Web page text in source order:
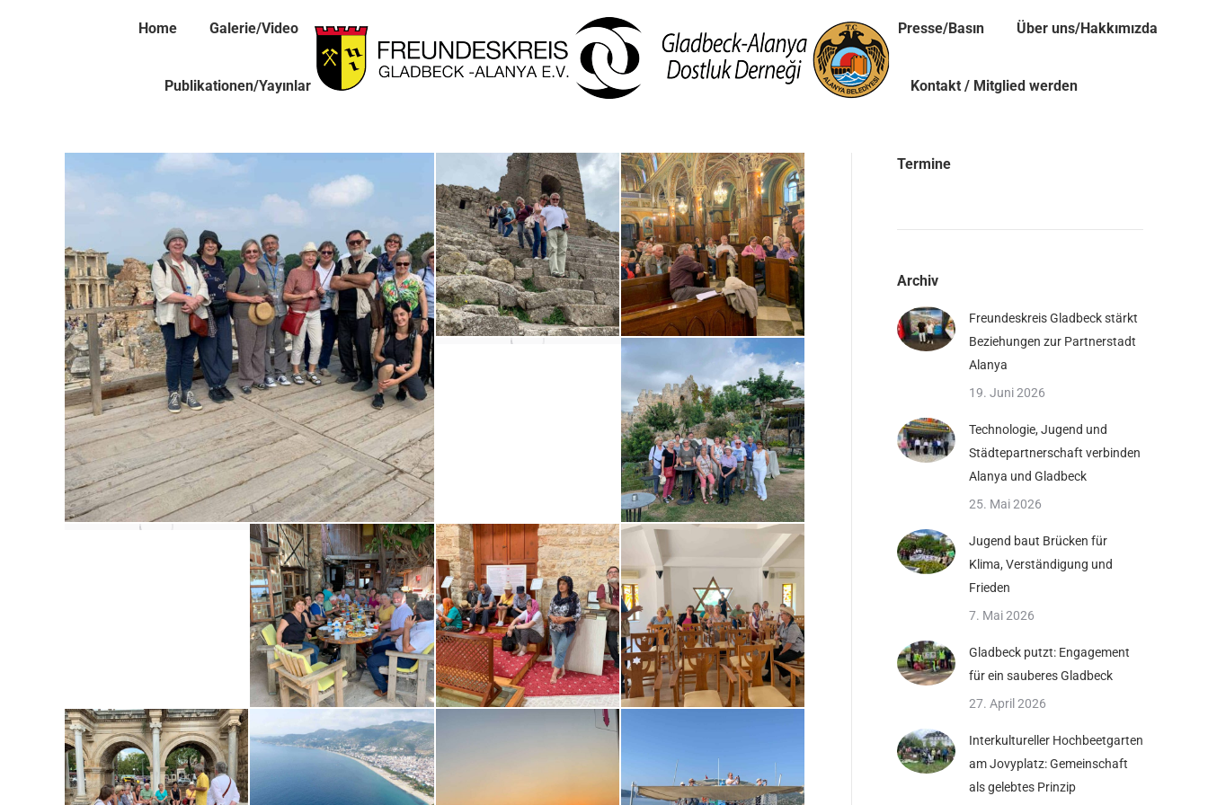
Home Galerie/Video
Publikationen/Yayınlar
Presse/Basın Über uns/Hakkımızda
Kontakt / Mitglied werden
Termine
Archiv
Freundeskreis Gladbeck stärkt
Beziehungen zur Partnerstadt
Alanya
19. Juni 2026
Technologie, Jugend und
Städtepartnerschaft verbinden
Alanya und Gladbeck
25. Mai 2026
Jugend baut Brücken für
Klima, Verständigung und
Frieden
7. Mai 2026
Gladbeck putzt: Engagement
für ein sauberes Gladbeck
27. April 2026
Interkultureller Hochbeetgarten
am Jovyplatz: Gemeinschaft
als gelebtes Prinzip